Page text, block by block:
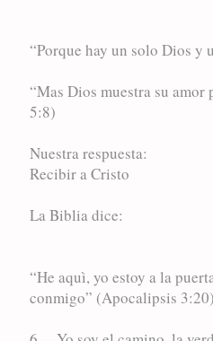
“Porque hay un solo Dios y
“Mas Dios muestra su amor
5:8)
Nuestra respuesta:
Recibir a Cristo
La Biblia dice:
“He aquì, yo estoy a la
conmigo” (Apocalipsis 3:20)